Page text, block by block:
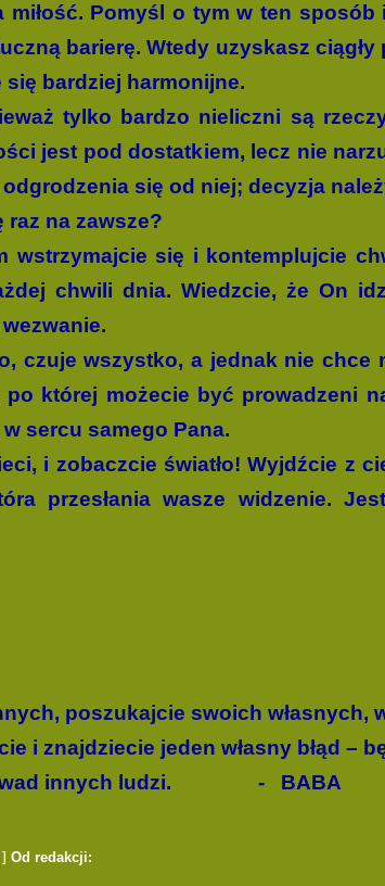
miłość. Pomyśl o tym w ten
barierę. Wtedy uzyskasz ciągły
się bardziej harmonijne.
tylko bardzo nieliczni są
jest pod dostatkiem, lecz nie
się od niej; decyzja
na zawsze?
wstrzymajcie się i kontemplujcie
chwili dnia. Wiedzcie, że On
czuje wszystko, a jednak nie chce
której możecie być prowadzeni
sercu samego Pana.
i zobaczcie światło! Wyjdźcie z
przesłania wasze widzenie.
poszukajcie swoich własnych,
i znajdziecie jeden własny błąd –
innych ludzi.
- BABA
Od redakcji: